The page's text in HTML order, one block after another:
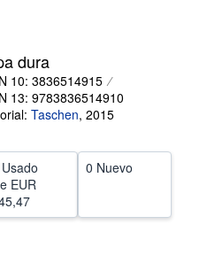
dura
10: 3836514915
13: 9783836514910
Taschen, 2015
EUR
0 Nuevo